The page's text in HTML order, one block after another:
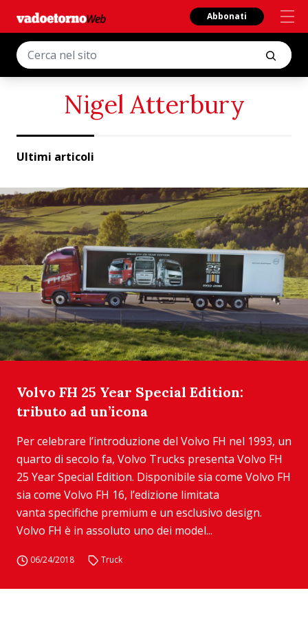
Abbonati
Nigel Atterbury
Ultimi articoli
Volvo FH 25 Year Special Edition:
tributo ad un’icona
Per celebrare l’introduzione del Volvo FH nel 1993, un
quarto di secolo fa, Volvo Trucks presenta Volvo FH
25 Year Special Edition. Disponibile sia come Volvo FH
sia come Volvo FH 16, l’edizione limitata
vanta specifiche premium e un esclusivo design.
Volvo FH è in assoluto uno dei model...
06/24/2018 Truck